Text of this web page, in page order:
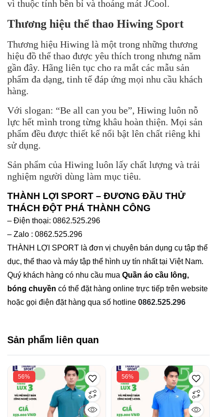
vì thuộc tính bền bỉ và thoáng mát JCool.
Thương hiệu thể thao Hiwing Sport
Thương hiệu Hiwing là một trong những thương
hiệu đồ thể thao được yêu thích trong nhưng năm
gần đây. Hãng liên tục cho ra mắt các mẫu sản
phẩm đa dạng, tinh tế đáp ứng mọi nhu cầu khách
hàng.
Với slogan: “Be all can you be”, Hiwing luôn nỗ
lực hết mình trong từng khâu hoàn thiện. Mọi sản
phẩm đều được thiết kế nổi bật lên chất riêng khi
sử dụng.
Sản phẩm của Hiwing luôn lấy chất lượng và trải
nghiệm người dùng làm mục tiêu.
THÀNH LỢI SPORT – ĐƯƠNG ĐẦU THỬ
THÁCH ĐỘT PHÁ THÀNH CÔNG
– Điện thoại: 0862.525.296
– Zalo : 0862.525.296
THÀNH LỢI SPORT là đơn vị chuyên bán dụng cụ tập thể
dục, thể thao và máy tập thể hình uy tín nhất tại Việt Nam.
Quý khách hàng có nhu cầu mua Quần áo cầu lông,
bóng chuyền có thể đặt hàng online trực tiếp trên website
hoặc gọi điện đặt hàng qua số hotline 0862.525.296
Sản phẩm liên quan
56% 56%